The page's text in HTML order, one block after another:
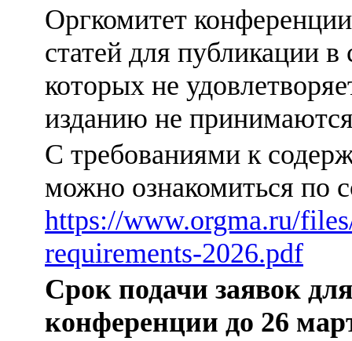
Оргкомитет
статей для публикации
которых не
изданию не
С требованиями к
можно ознакомиться по
https://www.orgma.ru/
requirements-2026.pdf
Срок подачи заявок
конференции до 26